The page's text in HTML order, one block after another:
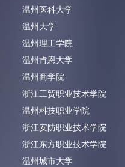
温州医科大学
温州大学
温州理工学院
温州肯恩大学
温州商学院
浙江工贸职业技术学院
温州科技职业学院
浙江安防职业技术学院
浙江东方职业技术学院
温州城市大学